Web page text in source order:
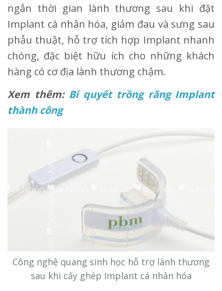
ngắn thời gian lành thương sau khi đặt
Implant cá nhân hóa, giảm đau và sưng sau
phẫu thuật, hỗ trợ tích hợp Implant nhanh
chóng, đặc biệt hữu ích cho những khách
hàng có cơ địa lành thương chậm.
Xem thêm: Bí quyết trồng răng Implant
thành công
Công nghệ quang sinh học hỗ trợ lành thương
sau khi cấy ghép Implant cá nhân hóa